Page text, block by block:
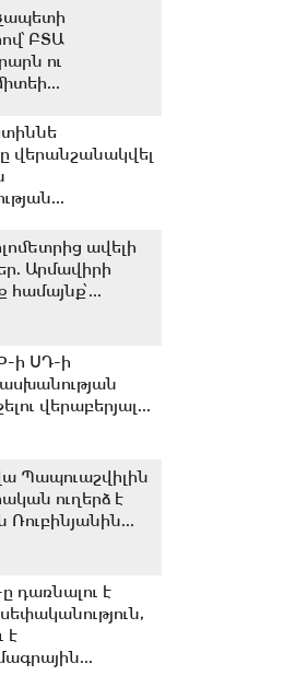
ԲՏԱ
ու
վերանշանակվել
ավելի
Արմավիրի
համայնք՝...
ի ՍԴ-ի
վերաբերյալ...
Պապուաշվիլին
ուղերձ է
Ռուբինյանին...
դառնալու է
է